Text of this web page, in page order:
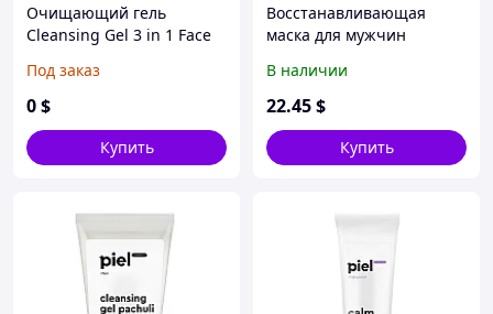
Очищающий гель
Cleansing Gel 3 in 1 Face
Под заказ
0$
Купить
Восстанавливающая
маска для мужчин
В наличии
22.45$
Купить